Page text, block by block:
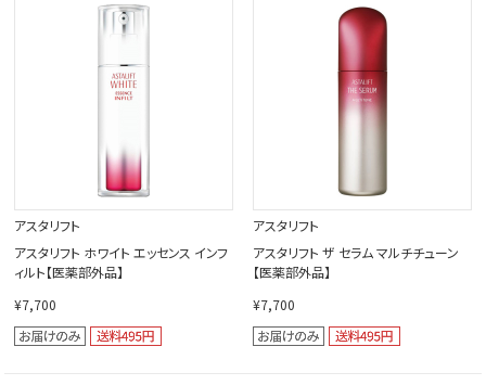
アスタリフト
アスタリフト ホワイト エッセンス インフ
ィルト【医薬部外品】
¥7,700
アスタリフト
アスタリフト ザ セラム マルチチューン
【医薬部外品】
¥7,700